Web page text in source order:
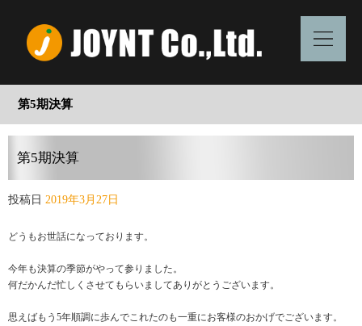
第5期決算
第5期決算
投稿日 2019年3月27日
どうもお世話になっております。
今年も決算の季節がやって参りました。
何だかんだ忙しくさせてもらいましてありがとうございます。
思えばもう5年順調に歩んでこれたのも一重にお客様のおかげでございます。